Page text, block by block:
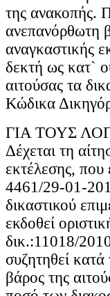
της ανακοπής.
ανεπανόρθωτη
αναγκαστικής
δεκτή ως κατ`
αιτούσας τα
Κώδικα
ΓΙΑ ΤΟΥΣ
Δέχεται τη
εκτέλεσης, που
4461/29-01-
δικαστικού
εκδοθεί
δικ.:11018/
συζητηθεί κατά
βάρος της